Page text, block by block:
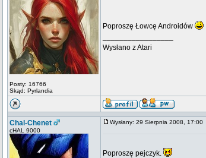
Posty: 16766
Skąd: Pyrlandia
Poproszę Łowcę Androidów
Wysłano z Atari
Chal-Chenet
cHAL 9000
Wysłany: 29 Sierpnia 2008, 17:00
Poproszę pejczyk.